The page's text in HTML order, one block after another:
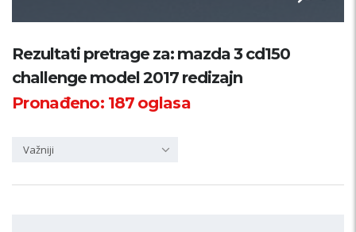
Kategorija
Županija
Rezultati pretrage za: mazda 3 cd150
challenge model 2017 redizajn
Pronađeno: 187oglasa
Važniji